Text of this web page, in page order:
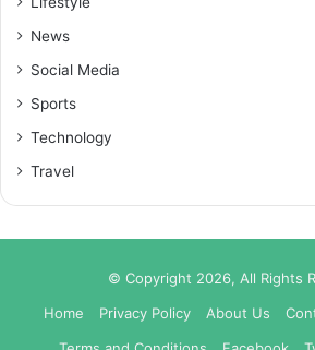
News
Social Media
Sports
Technology
Travel
© Copyright 2026, All Rights
Home
Privacy Policy About Us